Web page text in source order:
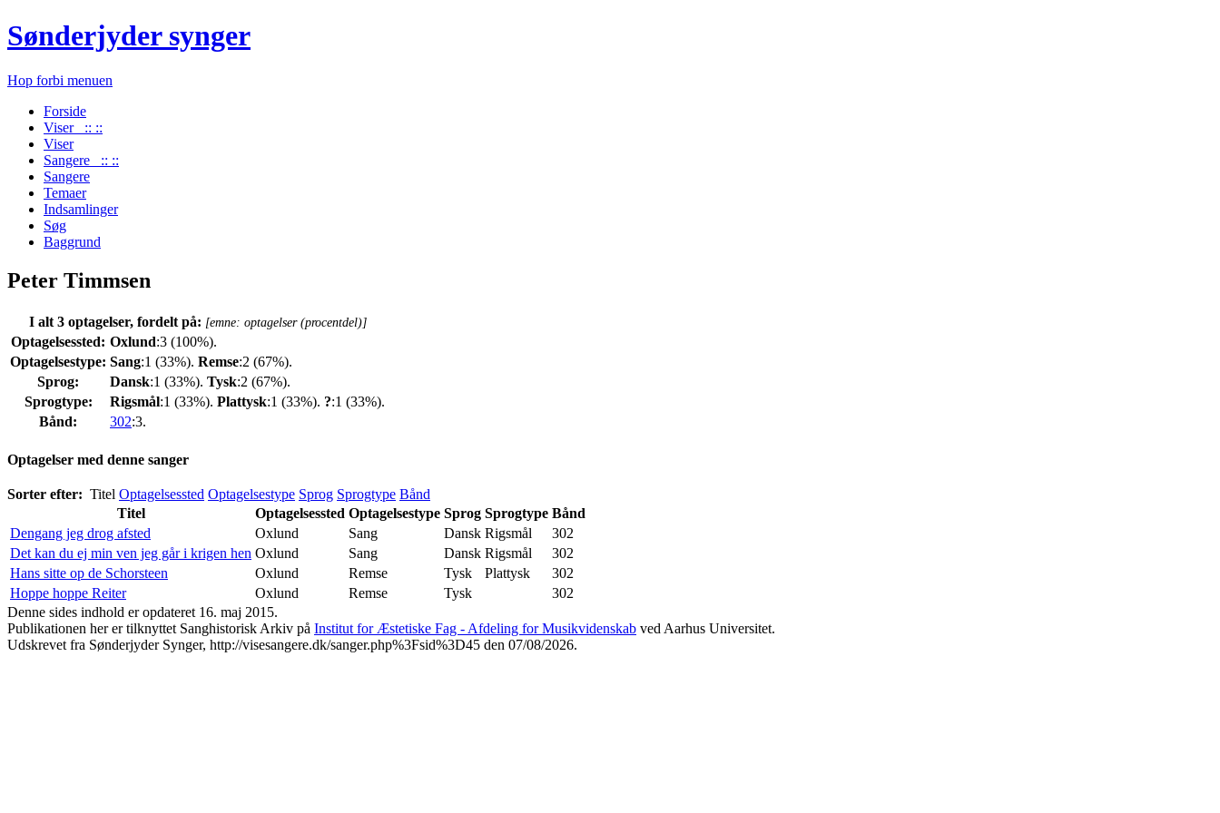
Sønderjyder synger
Hop forbi menuen
Forside
Viser :: ::
Viser
Sangere :: ::
Sangere
Temaer
Indsamlinger
Søg
Baggrund
Peter Timmsen
I alt 3 optagelser, fordelt på: [emne: optagelser (procentdel)]
Optagelsessted: Oxlund:3 (100%).
Optagelsestype: Sang:1 (33%). Remse:2 (67%).
Sprog:
Dansk:1 (33%). Tysk:2 (67%).
Sprogtype:
Rigsmål:1 (33%). Plattysk:1 (33%). ?:1 (33%).
Bånd:
302:3.
Optagelser med denne sanger
Sorter efter: Titel Optagelsessted Optagelsestype Sprog Sprogtype Bånd
Titel
Optagelsessted Optagelsestype Sprog Sprogtype Bånd
Dengang jeg drog afsted
Oxlund Sang Dansk Rigsmål
302
Det kan du ej min ven jeg går i krigen hen Oxlund Sang Dansk Rigsmål
302
Hans sitte op de Schorsteen
Oxlund Remse Tysk Plattysk
302
Hoppe hoppe Reiter
Oxlund Remse Tysk
302
Denne sides indhold er opdateret 16. maj 2015.
Publikationen her er tilknyttet Sanghistorisk Arkiv på Institut for Æstetiske Fag - Afdeling for Musikvidenskab ved Aarhus Universitet.
Udskrevet fra Sønderjyder Synger, http://visesangere.dk/sanger.php%3Fsid%3D45 den 07/08/2026.